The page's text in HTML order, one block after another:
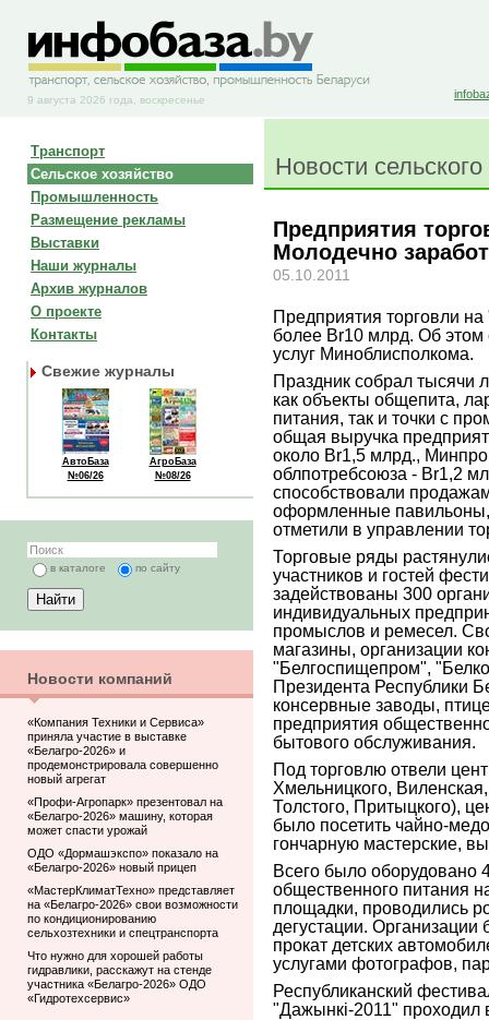
9 августа 2026 года, воскресенье
Транспорт
Сельское хозяйство
Промышленность
Размещение рекламы
Выставки
Наши журналы
Архив журналов
О проекте
Контакты
Свежие журналы
АвтоБаза
№06/26
АгроБаза
№08/26
в каталоге по сайту
Новости компаний
«Компания Техники и Сервиса»
приняла участие в выставке
«Белагро-2026» и
продемонстрировала совершенно
новый агрегат
«Профи-Агропарк» презентовал на
«Белагро-2026» машину, которая
может спасти урожай
ОДО «Дормашэкспо» показало на
«Белагро-2026» новый прицеп
«МастерКлиматТехно» представляет
на «Белагро-2026» свои возможности
по кондиционированию
сельхозтехники и спецтранспорта
Что нужно для хорошей работы
гидравлики, расскажут на стенде
участника «Белагро-2026» ОДО
«Гидротехсервис»
Новости
Предприятия
Молодечно
05.10.2011
Предприятия торговли
более Br10 млрд. Об этом
услуг Миноблисполкома.
Праздник собрал тысячи
как объекты общепита,
питания, так и точки с
общая выручка
около Br1,5 млрд.,
облпотребсоюза - Br1,2
способствовали
оформленные павильоны,
отметили в управлении
Торговые ряды
участников и гостей
задействованы 300
индивидуальных
промыслов и ремесел.
магазины, организации
"Белгоспищепром",
Президента Республики
консервные заводы,
предприятия
бытового обслуживания.
Под торговлю отвели
Хмельницкого,
Толстого, Притыцкого),
было посетить чайно-
гончарную мастерские,
Всего было оборудовано
общественного питания
площадки, проводились
дегустации.
прокат детских
услугами фотографов,
Республиканский
"Дажынкi-2011" проходил